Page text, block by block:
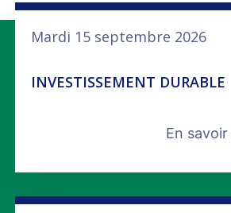
Mardi 15 septembre 2026
INVESTISSEMENT DURABLE
En